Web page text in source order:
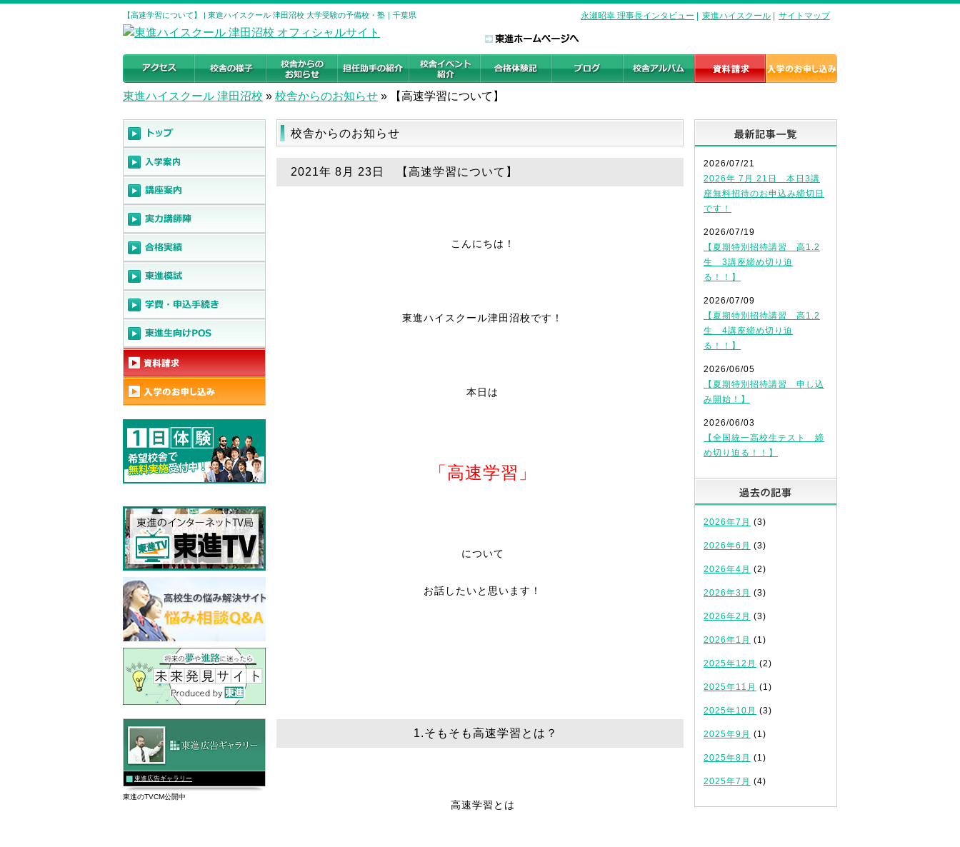
【高速学習について】 | 東進ハイスクール 津田沼校 大学受験の予備校・塾｜千葉県 永瀬昭幸 理事長インタビュー 東進ハイスクール サイトマップ
東進ハイスクール 津田沼校 » 校舎からのお知らせ » 【高速学習について】
校舎からのお知らせ
2021年 8月 23日 【高速学習について】
こんにちは！
東進ハイスクール津田沼校です！
本日は
「高速学習」
について
お話したいと思います！
1.そもそも高速学習とは？
高速学習とは
2026/07/21
2026年 7月 21日 本日3講
座無料招待のお申込み締切日
です！
2026/07/19
【夏期特別招待講習 高1.2
生 3講座締め切り迫
る！！】
2026/07/09
【夏期特別招待講習 高1.2
生 4講座締め切り迫
る！！】
2026/06/05
【夏期特別招待講習 申し込
み開始！】
2026/06/03
【全国統一高校生テスト 締
め切り迫る！！】
2026年7月 (3)
2026年6月 (3)
2026年4月 (2)
2026年3月 (3)
2026年2月 (3)
2026年1月 (1)
2025年12月 (2)
2025年11月 (1)
2025年10月 (3)
2025年9月 (1)
2025年8月 (1)
2025年7月 (4)
東進広告ギャラリー
東進のTVCM公開中